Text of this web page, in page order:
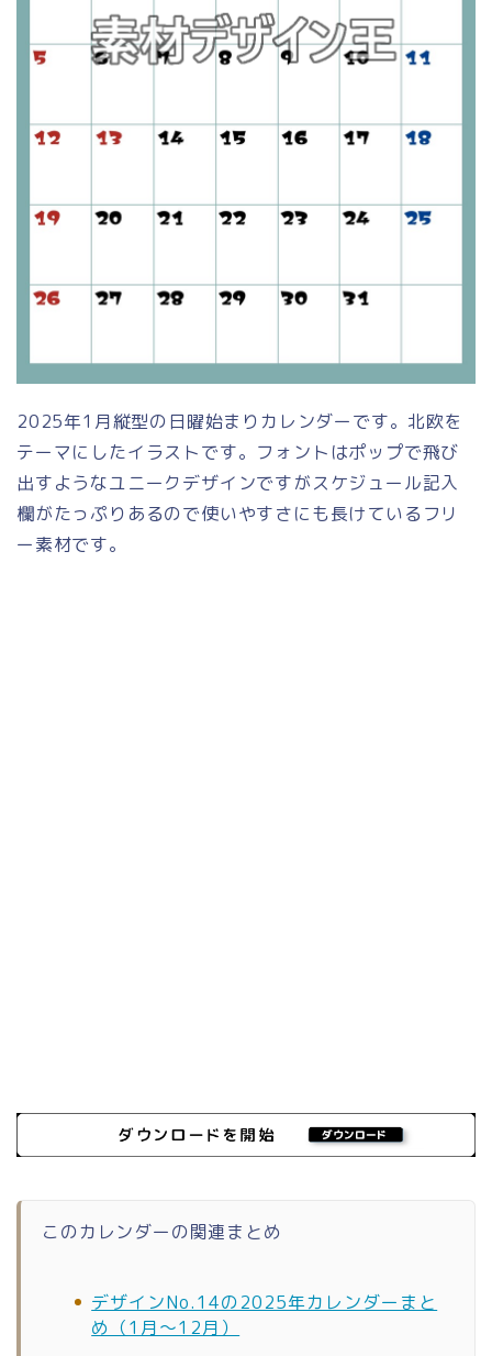
2025年1月縦型の日曜始まりカレンダーです。北欧を
テーマにしたイラストです。フォントはポップで飛び
出すようなユニークデザインですがスケジュール記入
欄がたっぷりあるので使いやすさにも長けているフリ
ー素材です。
このカレンダーの関連まとめ
デザインNo.14の2025年カレンダーまと
め（1月〜12月）